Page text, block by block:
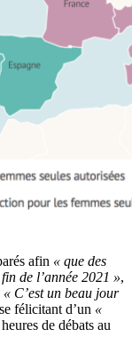
afin « que des
de l’année 2021 »,
« C’est un beau jour
félicitant d’un «
de débats au